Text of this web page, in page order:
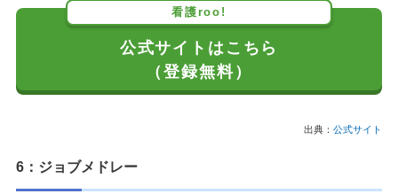
看護roo!
公式サイトはこちら
（登録無料）
出典： 公式サイト
6：ジョブメドレー